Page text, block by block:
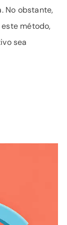
No obstante,
método,
sea